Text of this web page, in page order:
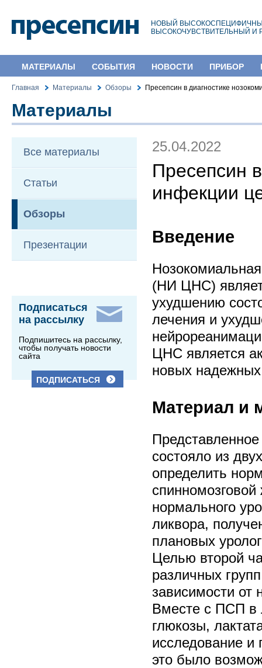
НОВЫЙ
ВЫСОКОЧУВСТВИТЕЛЬНЫЙ И
МАТЕРИАЛЫ СОБЫТИЯ НОВОСТИ ПРИБОР
Главная Материалы Обзоры Пресепсин в диагностике
Материалы
Все материалы
Статьи
Обзоры
Презентации
Подписаться
на рассылку
Подпишитесь на рассылку,
чтобы получать новости
сайта
ПОДПИСАТЬСЯ
25.04.2022
Пресепсин
инфекции
Введение
(НИ ЦНС)
ухудшению
лечения и
ЦНС является
новых
Материал и
состояло из
определить
нормального
ликвора,
плановых
Целью второй
различных
зависимости
Вместе с ПСП в
глюкозы,
исследование
это было